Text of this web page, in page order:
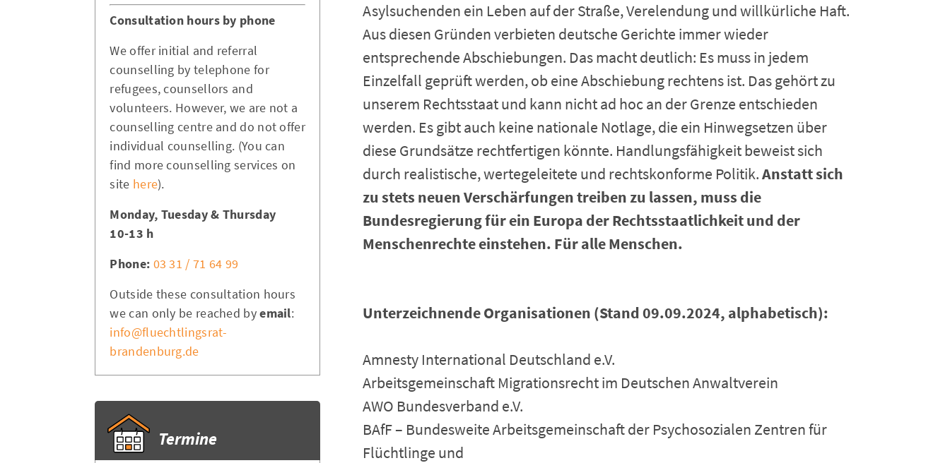
Asylsuchenden ein Leben auf der Straße, Verelendung und willkürliche Haft.
Aus diesen Gründen verbieten deutsche Gerichte immer wieder
entsprechende Abschiebungen. Das macht deutlich: Es muss in jedem
Einzelfall geprüft werden, ob eine Abschiebung rechtens ist. Das gehört zu
unserem Rechtsstaat und kann nicht ad hoc an der Grenze entschieden
werden. Es gibt auch keine nationale Notlage, die ein Hinwegsetzen über
diese Grundsätze rechtfertigen könnte. Handlungsfähigkeit beweist sich
durch realistische, wertegeleitete und rechtskonforme Politik.Anstatt sich
zu stets neuen Verschärfungen treiben zu lassen, muss die
Bundesregierung für ein Europa der Rechtsstaatlichkeit und der
Menschenrechte einstehen. Für alle Menschen.
Unterzeichnende Organisationen (Stand 09.09.2024, alphabetisch):
Amnesty International Deutschland e.V.
Arbeitsgemeinschaft Migrationsrecht im Deutschen Anwaltverein
AWO Bundesverband e.V.
BAfF – Bundesweite Arbeitsgemeinschaft der Psychosozialen Zentren für
Flüchtlinge und
Consultation hours by phone
We offer initial and referral
counselling by telephone for
refugees, counsellors and
volunteers. However, we are not a
counselling centre and do not offer
individual counselling. (You can
find more counselling services on
site here).
Monday, Tuesday & Thursday
10-13 h
Phone: 03 31 / 71 64 99
Outside these consultation hours
we can only be reached byemail:
info@fluechtlingsrat-
brandenburg.de
Termine